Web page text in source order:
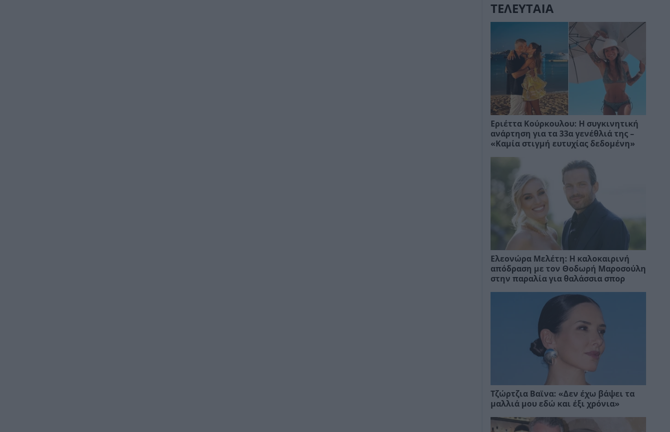
ΤΕΛΕΥΤΑΙΑ
Εριέττα Κούρκουλου: Η συγκινητική
ανάρτηση για τα 33α γενέθλιά της –
«Καμία στιγμή ευτυχίας δεδομένη»
Ελεονώρα Μελέτη: Η καλοκαιρινή
απόδραση με τον Θοδωρή Μαροσούλη
στην παραλία για θαλάσσια σπορ
Τζώρτζια Βαϊνα: «Δεν έχω βάψει τα
μαλλιά μου εδώ και έξι χρόνια»